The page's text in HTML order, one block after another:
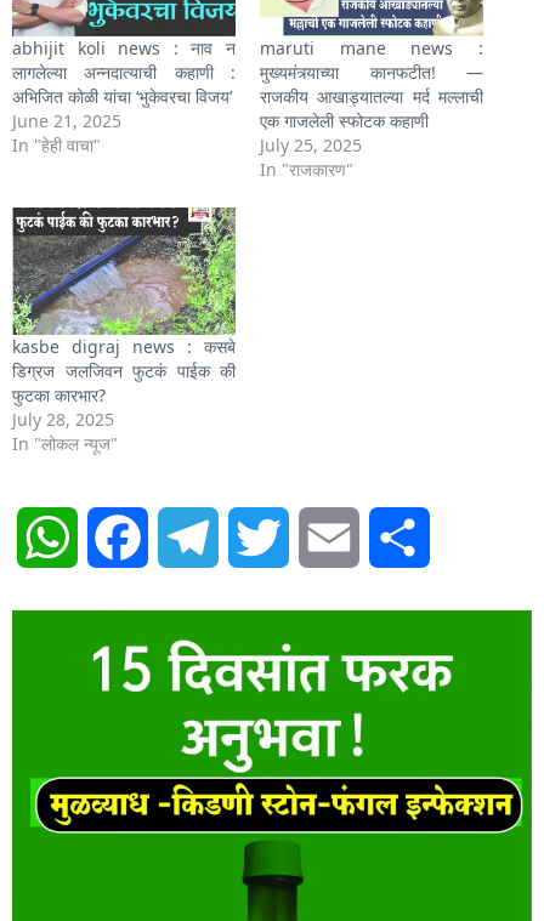
abhijit koli news : नाव न
लागलेल्या अन्नदात्याची कहाणी :
अभिजित कोळी यांचा ‘भुकेवरचा विजय’
June 21, 2025
In "हेही वाचा"
maruti mane news :
मुख्यमंत्र्याच्या कानफटीत! —
राजकीय आखाड्यातल्या मर्द मल्लाची
एक गाजलेली स्फोटक कहाणी
July 25, 2025
In "राजकारण"
kasbe digraj news : कसबे
डिग्रज जलजिवन फुटकं पाईक की
फुटका कारभार?
July 28, 2025
In "लोकल न्यूज"
WhatsAppFacebook Telegram Twitter Email